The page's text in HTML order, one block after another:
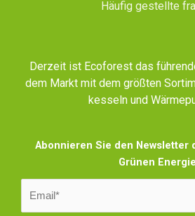
Häufig gestellte
Derzeit ist Ecoforest das
dem Markt mit dem größten
kesseln und
Abonnieren Sie den Newsletter
Grünen Energie